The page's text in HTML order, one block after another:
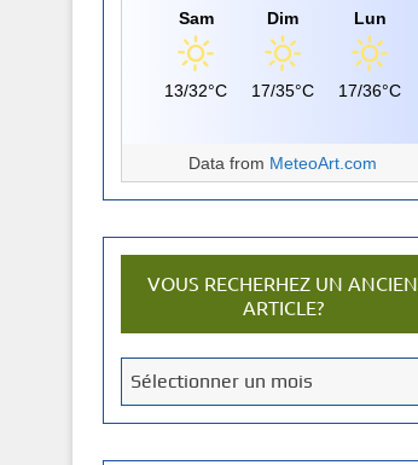
Sam
13/32°C
Dim
17/35°C
Lun
17/36°C
Data from MeteoArt.com
VOUS RECHERHEZ UN ANCIEN
ARTICLE?
o
u
s
Sélectionner un mois